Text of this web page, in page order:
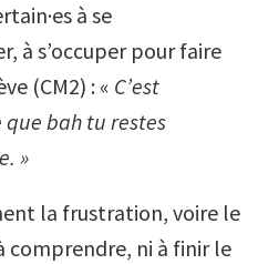
à se
à s’occuper pour faire
(CM2) : « C’est
bah tu restes
»
la frustration, voire le
comprendre, ni à finir le